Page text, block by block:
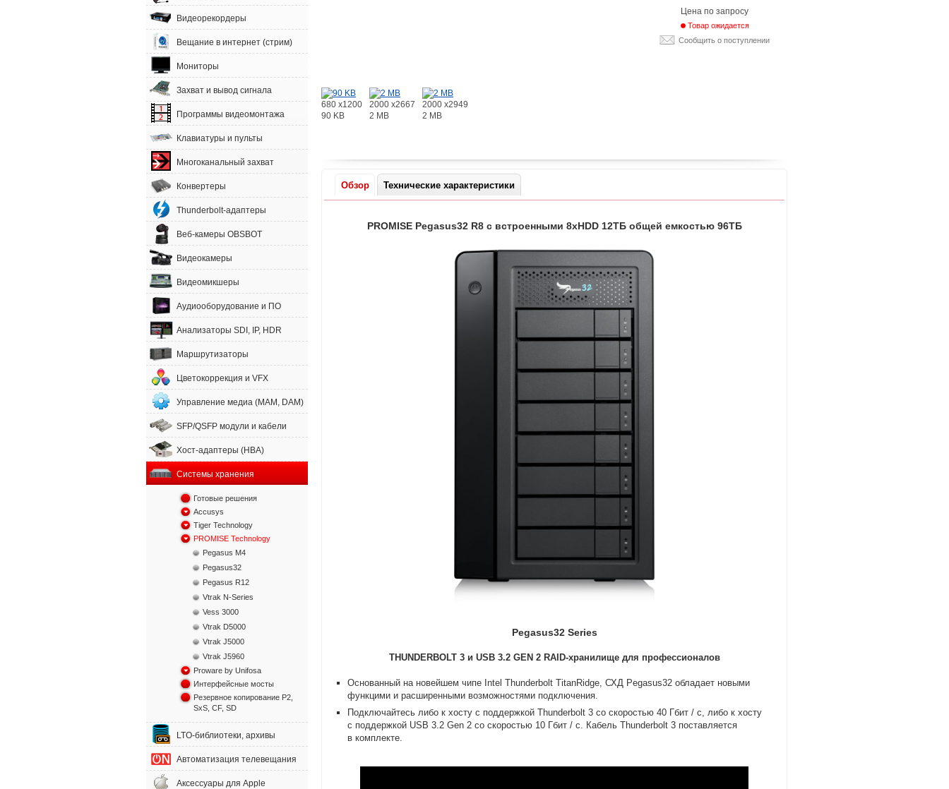
Видеорекордеры
Вещание в интернет (стрим)
Мониторы
Захват и вывод сигнала
Программы видеомонтажа
Клавиатуры и пульты
Многоканальный захват
Конвертеры
Thunderbolt-адаптеры
Веб-камеры OBSBOT
Видеокамеры
Видеомикшеры
Аудиооборудование и ПО
Анализаторы SDI, IP, HDR
Маршрутизаторы
Цветокоррекция и VFX
Управление медиа (MAM, DAM)
SFP/QSFP модули и кабели
Хост-адаптеры (HBA)
Системы хранения
Готовые решения
Accusys
Tiger Technology
PROMISE Technology
Pegasus M4
Pegasus32
Pegasus R12
Vtrak N-Series
Vess 3000
Vtrak D5000
Vtrak J5000
Vtrak J5960
Proware by Unifosa
Интерфейсные мосты
Резервное копирование P2,
SxS, CF, SD
LTO-библиотеки, архивы
Автоматизация телевещания
Аксессуары для Apple
Цена по запросу
Товар ожидается
Сообщить о поступлении
680 x1200
90 KB
2000 x2667
2 MB
2000 x2949
2 MB
Обзор Технические характеристики
PROMISE Pegasus32 R8 с встроенными 8хHDD 12TБ общей емкостью 96TБ
Pegasus32 Series
THUNDERBOLT 3 и USB 3.2 GEN 2 RAID-хранилищедля профессионалов
Основанный на новейшем чипе Intel Thunderbolt TitanRidge СХД Pegasus32 обладает новыми
функцими и расширенными возможностями подключения.
Подключайтесь либо к хосту с поддержкой Thunderbolt 3 со скоростью 40 Гбит / с, либо к хосту
с поддержкой USB 3.2 Gen 2 со скоростью 10 Гбит / с. Кабель Thunderbolt 3 поставляется
в комплекте.